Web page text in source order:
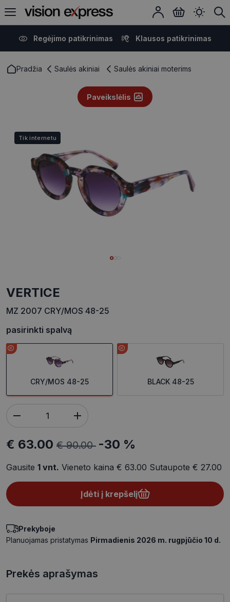
Regėjimo patikrinimas Klausos patikrinimas
Pradžia Saulės akiniai Saulės akiniai moterims
Paveikslėlis
Tik internetu
VERTICE
MZ 2007 CRY/MOS 48-25
pasirinkti spalvą
CRY/MOS 48-25 BLACK 48-25
€ 63.00 € 90.00 -30 %
Gausite 1 vnt. Vieneto kaina € 63.00 Sutaupote € 27.00
Įdėti į krepšelį
Prekyboje
Planuojamas pristatymas Pirmadienis 2026 m. rugpjūčio 10 d.
Prekės aprašymas